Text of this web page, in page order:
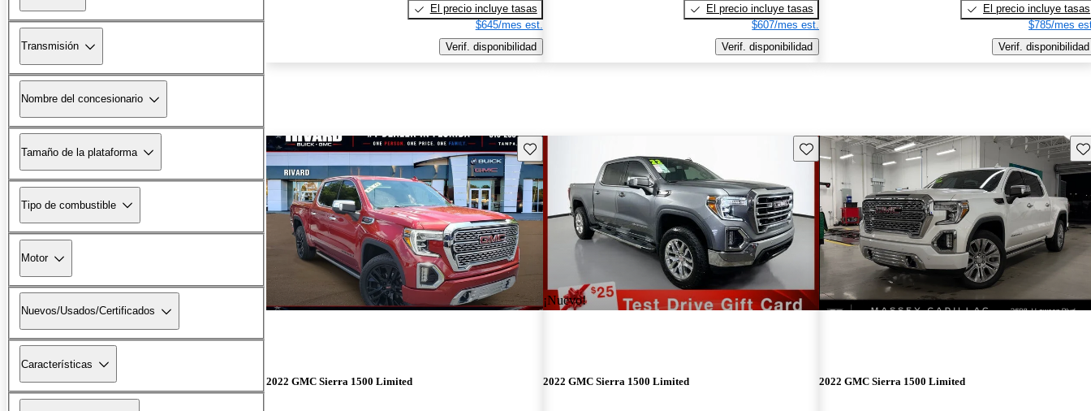
Transmisión
Nombre del concesionario
Tamaño de la plataforma
Tipo de combustible
Motor
Nuevos/Usados/Certificados
Características
El precio incluye tasas
$645/mes est.
Verif. disponibilidad
El precio incluye tasas
$607/mes est.
Verif. disponibilidad
El precio incluye tasas
$785/mes
Verif. disponibilidad
Guarda este Aviso
2022 GMC Sierra 1500 Limited
¡Nuevo!
Guarda este Aviso
2022 GMC Sierra 1500 Limited 2022 GMC Sierra 1500 Limited